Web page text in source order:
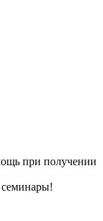
при получении
семинары!